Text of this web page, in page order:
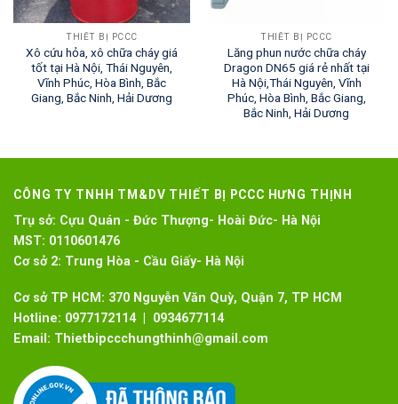
THIẾT BỊ PCCC
Xô cứu hỏa, xô chữa cháy giá
tốt tại Hà Nội, Thái Nguyên,
Vĩnh Phúc, Hòa Bình, Bắc
Giang, Bắc Ninh, Hải Dương
THIẾT BỊ PCCC
Lăng phun nước chữa cháy
Dragon DN65 giá rẻ nhất tại
Hà Nội,Thái Nguyên, Vĩnh
Phúc, Hòa Bình, Bắc Giang,
Bắc Ninh, Hải Dương
CÔNG TY TNHH TM&DV THIẾT BỊ PCCC HƯNG THỊNH
Trụ sở: Cựu Quán - Đức Thượng- Hoài Đức- Hà Nội
MST: 0110601476
Cơ sở 2: Trung Hòa - Cầu Giấy- Hà Nội
Cơ sở TP HCM: 370 Nguyễn Văn Quỳ, Quận 7, TP HCM
Hotline: 0977172114 | 0934677114
Email: Thietbipccchungthinh@gmail.com